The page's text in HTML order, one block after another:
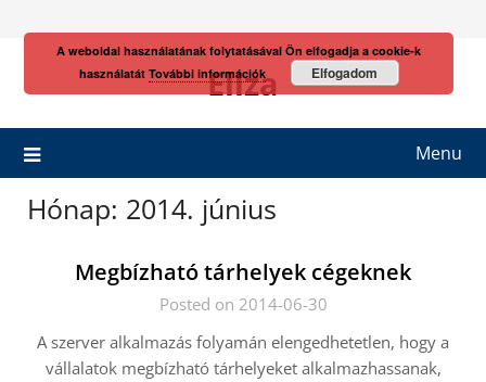
Eliza
Menu
Hónap: 2014. június
Megbízható tárhelyek cégeknek
Posted on 2014-06-30
A szerver alkalmazás folyamán elengedhetetlen, hogy a
vállalatok megbízható tárhelyeket alkalmazhassanak,
A weboldal használatának folytatásával Ön elfogadja a cookie-k
használatát További információk Elfogadom